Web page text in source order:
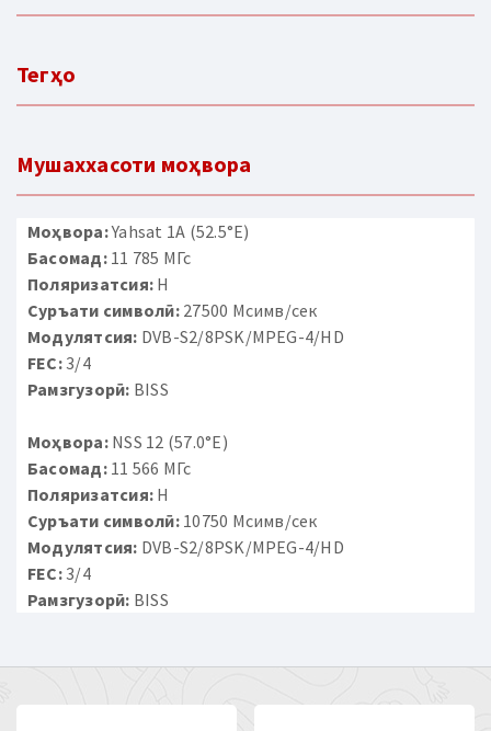
Тегҳо
Мушаххасоти моҳвора
Моҳвора:Yahsat 1A (52.5°E)
Басомад:11 785 МГс
Поляризатсия: H
Суръати символӣ:27500 Мсимв/сек
Модулятсия: DVB-S2/8PSK/MPEG-4/HD
FEC:3/4
Рамзгузорӣ: BISS
Моҳвора:NSS 12 (57.0°E)
Басомад:11 566 МГс
Поляризатсия: H
Суръати символӣ:10750 Мсимв/сек
Модулятсия: DVB-S2/8PSK/MPEG-4/HD
FEC:3/4
Рамзгузорӣ: BISS